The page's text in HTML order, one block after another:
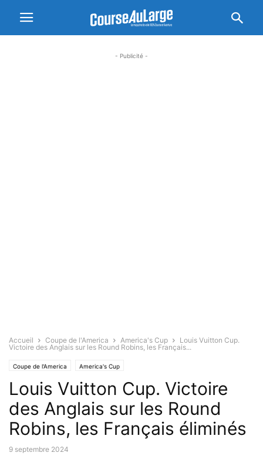
- Publicité -
Accueil Coupe de l'America America's Cup
Louis Vuitton Cup.
Victoire des Anglais sur les Round Robins, les Français...
Coupe de l'America America's Cup
Louis Vuitton Cup. Victoire
des Anglais sur les Round
Robins, les Français éliminés
9 septembre 2024